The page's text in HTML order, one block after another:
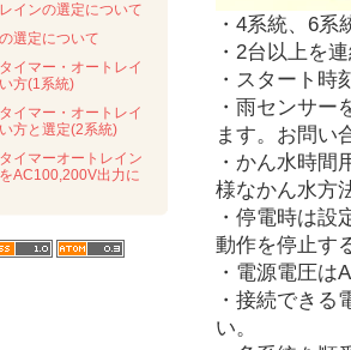
インの選定について
選定について
イマー・オートレイ
方(1系統)
イマー・オートレイ
方と選定(2系統)
イマーオートレイン
AC100,200V出力に
・4系統、6
・2台以上を
・スタート時
・雨センサ
ます。お問い
・かん水時間
様なかん水方
・停電時は
動作を停止す
・電源電圧は
・接続できる
い。